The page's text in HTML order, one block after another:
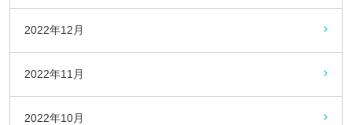
2022年12月
2022年11月
2022年10月